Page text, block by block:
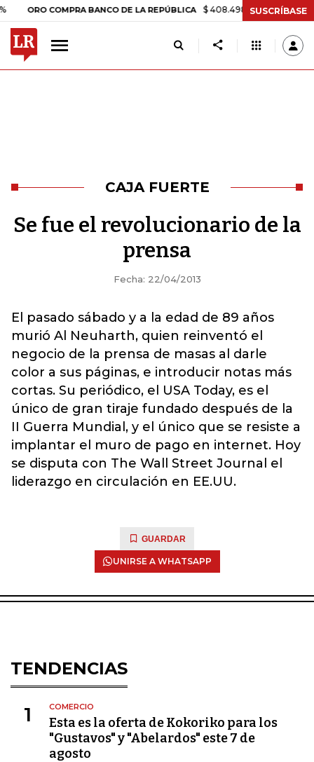
ORO COMPRA BANCO DE LA REPÚBLICA $ 408.498,97 +$ 8.753,81
SUSCRÍBASE
CAJA FUERTE
Se fue el revolucionario de la
prensa
Fecha: 22/04/2013
El pasado sábado y a la edad de 89 años
murió Al Neuharth, quien reinventó el
negocio de la prensa de masas al darle
color a sus páginas, e introducir notas más
cortas. Su periódico, el USA Today, es el
único de gran tiraje fundado después de la
II Guerra Mundial, y el único que se resiste a
implantar el muro de pago en internet. Hoy
se disputa con The Wall Street Journal el
liderazgo en circulación en EE.UU.
GUARDAR
UNIRSE A WHATSAPP
TENDENCIAS
1 COMERCIO
Esta es la oferta de Kokoriko para los
"Gustavos" y "Abelardos" este 7 de
agosto